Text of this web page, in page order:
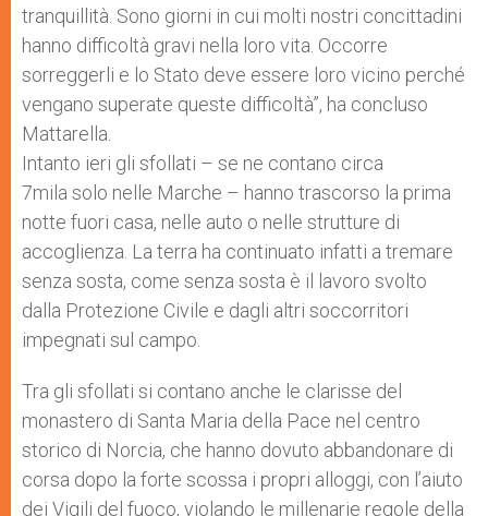
tranquillità. Sono giorni in cui molti nostri concittadini
hanno difficoltà gravi nella loro vita. Occorre
sorreggerli e lo Stato deve essere loro vicino perché
vengano superate queste difficoltà”, ha concluso
Mattarella.
Intanto ieri gli sfollati – se ne contano circa
7mila solo nelle Marche – hanno trascorso la prima
notte fuori casa, nelle auto o nelle strutture di
accoglienza. La terra ha continuato infatti a tremare
senza sosta, come senza sosta è il lavoro svolto
dalla Protezione Civile e dagli altri soccorritori
impegnati sul campo.
Tra gli sfollati si contano anche le clarisse del
monastero di Santa Maria della Pace nel centro
storico di Norcia, che hanno dovuto abbandonare di
corsa dopo la forte scossa i propri alloggi, con l’aiuto
dei Vigili del fuoco, violando le millenarie regole della